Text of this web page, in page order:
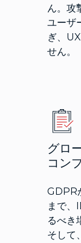
ん。攻
ユーザ
ぎ、
せん。
グロ
コン
GDPR
まで、
るべき
そして